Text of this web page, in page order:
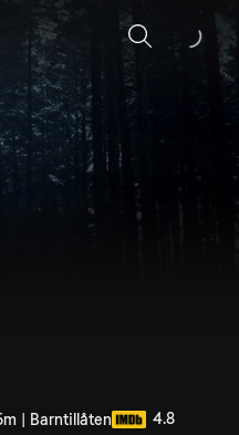
Sök
| Barntillåten 4.8